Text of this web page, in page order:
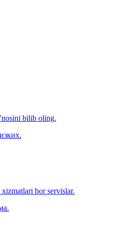
bilib oling.
bor servislar.